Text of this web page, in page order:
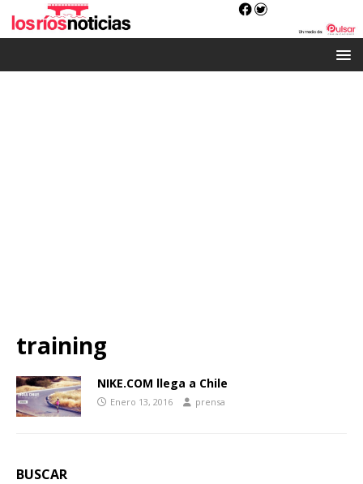
training
NIKE.COM llega a Chile
Enero 13, 2016 prensa
BUSCAR